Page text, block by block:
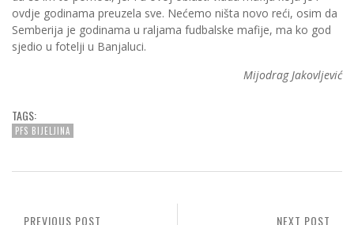
ovdje godinama preuzela sve. Nećemo ništa novo reći, osim da
Semberija je godinama u raljama fudbalske mafije, ma ko god
sjedio u fotelji u Banjaluci.
Mijodrag Jakovljević
TAGS:
PFS BIJELJINA
NEXT POST
PREVIOUS POST